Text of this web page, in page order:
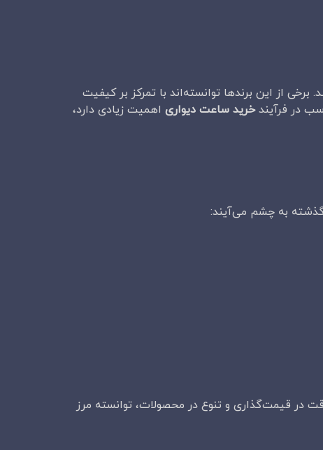
از این برندها توانسته‌اند با تمرکز بر کیفیت
در فرآیندخرید ساعت دیواری اهمیت زیادی دارد،
گذشته به چشم می‌آیند:
در قیمت‌گذاری و تنوع در محصولات، توانسته مرز